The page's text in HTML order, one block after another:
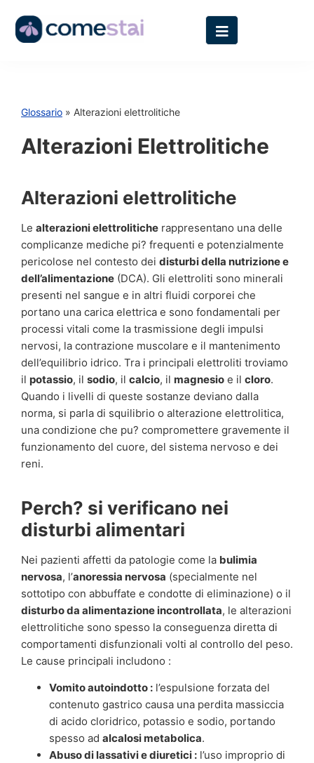
Glossario » Alterazioni elettrolitiche
Alterazioni Elettrolitiche
Alterazioni elettrolitiche
Le alterazioni elettrolitiche rappresentano una delle
complicanze mediche pi? frequenti e potenzialmente
pericolose nel contesto dei disturbi della nutrizione e
dell’alimentazione (DCA). Gli elettroliti sono minerali
presenti nel sangue e in altri fluidi corporei che
portano una carica elettrica e sono fondamentali per
processi vitali come la trasmissione degli impulsi
nervosi, la contrazione muscolare e il mantenimento
dell’equilibrio idrico. Tra i principali elettroliti troviamo
il potassio, il sodio, il calcio, il magnesio e il cloro.
Quando i livelli di queste sostanze deviano dalla
norma, si parla di squilibrio o alterazione elettrolitica,
una condizione che pu? compromettere gravemente il
funzionamento del cuore, del sistema nervoso e dei
reni.
Perch? si verificano nei
disturbi alimentari
Nei pazienti affetti da patologie come la bulimia
nervosa, l’anoressia nervosa (specialmente nel
sottotipo con abbuffate e condotte di eliminazione) o il
disturbo da alimentazione incontrollata, le alterazioni
elettrolitiche sono spesso la conseguenza diretta di
comportamenti disfunzionali volti al controllo del peso.
Le cause principali includono :
Vomito autoindotto : l’espulsione forzata del
contenuto gastrico causa una perdita massiccia
di acido cloridrico, potassio e sodio, portando
spesso ad alcalosi metabolica.
Abuso di lassativi e diuretici : l’uso improprio di